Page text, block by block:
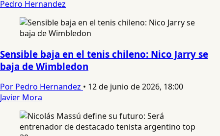
Pedro Hernandez
Sensible baja en el tenis chileno: Nico Jarry se
baja de Wimbledon
Por Pedro Hernandez • 12 de junio de 2026, 18:00
Javier Mora